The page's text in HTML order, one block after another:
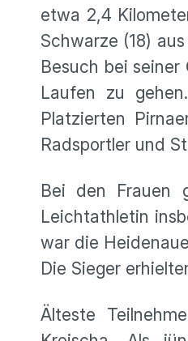
etwa 2,4
Schwarze (18)
Besuch bei
Laufen zu
Platzierten
Radsportler und
Bei den Frauen
Leichtathletin
war die
Die Sieger
Älteste